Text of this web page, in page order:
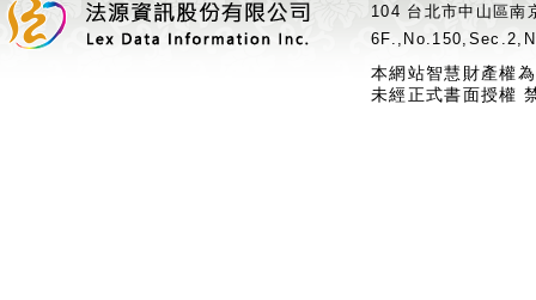
104 台北市中山區
本網站智慧財產權
未經正式書面授權